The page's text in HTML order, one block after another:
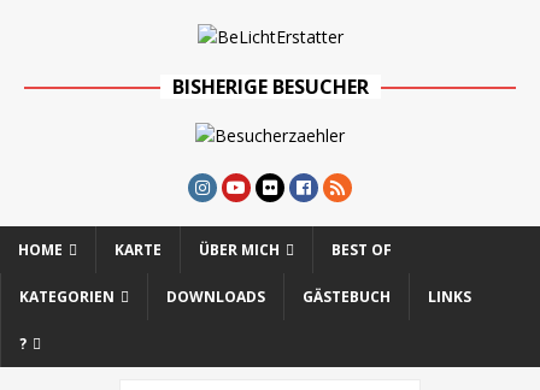
BISHERIGE BESUCHER
HOME KARTE ÜBER MICH BEST OF
KATEGORIEN DOWNLOADS GÄSTEBUCH LINKS
?